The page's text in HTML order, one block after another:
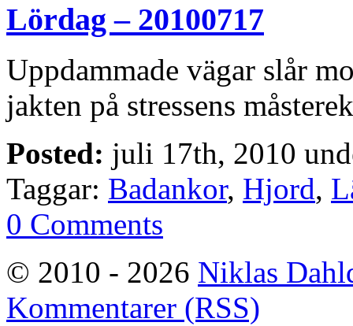
Lördag – 20100717
Uppdammade vägar slår
jakten på stressens
Posted: juli 17th, 2010
Taggar: Badankor, Hjord,
0 Comments
© 2010 - 2026 Niklas
Kommentarer (RSS)